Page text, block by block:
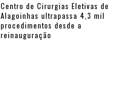
Centro de Cirurgias Eletivas de
Alagoinhas ultrapassa 4,3 mil
procedimentos desde a
reinauguração